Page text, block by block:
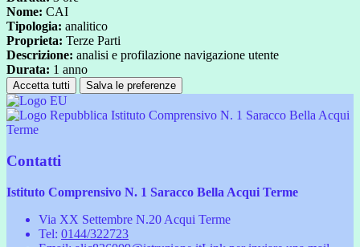
Nome: CAI
Tipologia: analitico
Proprieta: Terze Parti
Descrizione: analisi e profilazione navigazione utente
Durata: 1 anno
Accetta tutti Salva le preferenze
Istituto Comprensivo N. 1 Saracco Bella Acqui
Terme
Contatti
Istituto Comprensivo N. 1 Saracco Bella Acqui Terme
Via XX Settembre N.20 Acqui Terme
Tel: 0144/322723